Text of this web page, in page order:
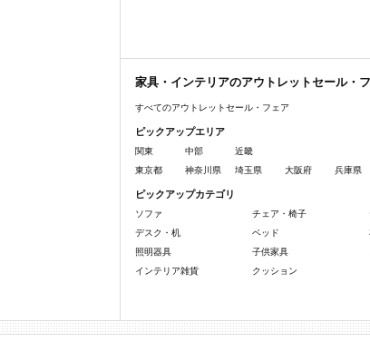
家具・インテリアのアウトレットセール・
すべてのアウトレットセール・フェア
ピックアップエリア
関東 中部
近畿
東京都
神奈川県 埼玉県 大阪府 兵庫県
ピックアップカテゴリ
ソファ チェア・椅子
デスク・机
ベッド
照明器具
子供家具
インテリア雑貨
クッション